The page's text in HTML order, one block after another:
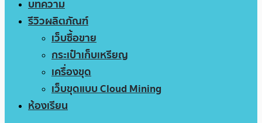
บทความ
รีวิวผลิตภัณฑ์
เว็บซื้อขาย
กระเป๋าเก็บเหรียญ
เครื่องขุด
เว็บขุดแบบ Cloud Mining
ห้องเรียน